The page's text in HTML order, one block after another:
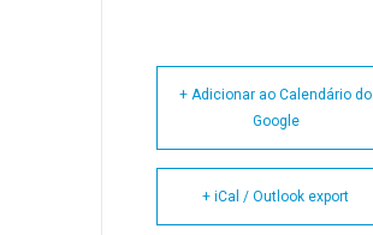
+ Adicionar ao Calendário do
Google
+ iCal / Outlook export